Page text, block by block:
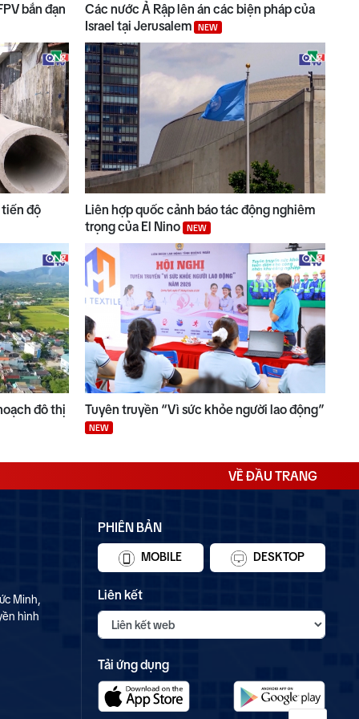
bắn đạn
Các nước Ả Rập lên án các biện pháp của
Israel tại Jerusalem
NEW
tiến độ
Liên hợp quốc cảnh báo tác động nghiêm
trọng của El Nino
NEW
đô thị Tuyên truyền “Vì sức khỏe người lao động”
NEW
VỀ ĐẦU TRANG
Minh,
hình
PHIÊN BẢN
MOBILE DESKTOP
Liên kết
Tải ứng dụng